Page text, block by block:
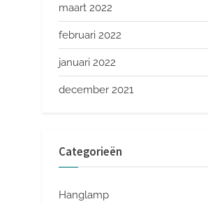
maart 2022
februari 2022
januari 2022
december 2021
Categorieën
Hanglamp